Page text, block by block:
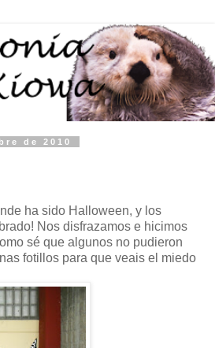
de 2010
ha sido Halloween, y los
Nos disfrazamos e hicimos
sé que algunos no pudieron
fotillos para que veais el miedo